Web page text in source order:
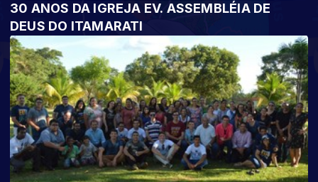
30 ANOS DA IGREJA EV. ASSEMBLÉIA DE
DEUS DO ITAMARATI